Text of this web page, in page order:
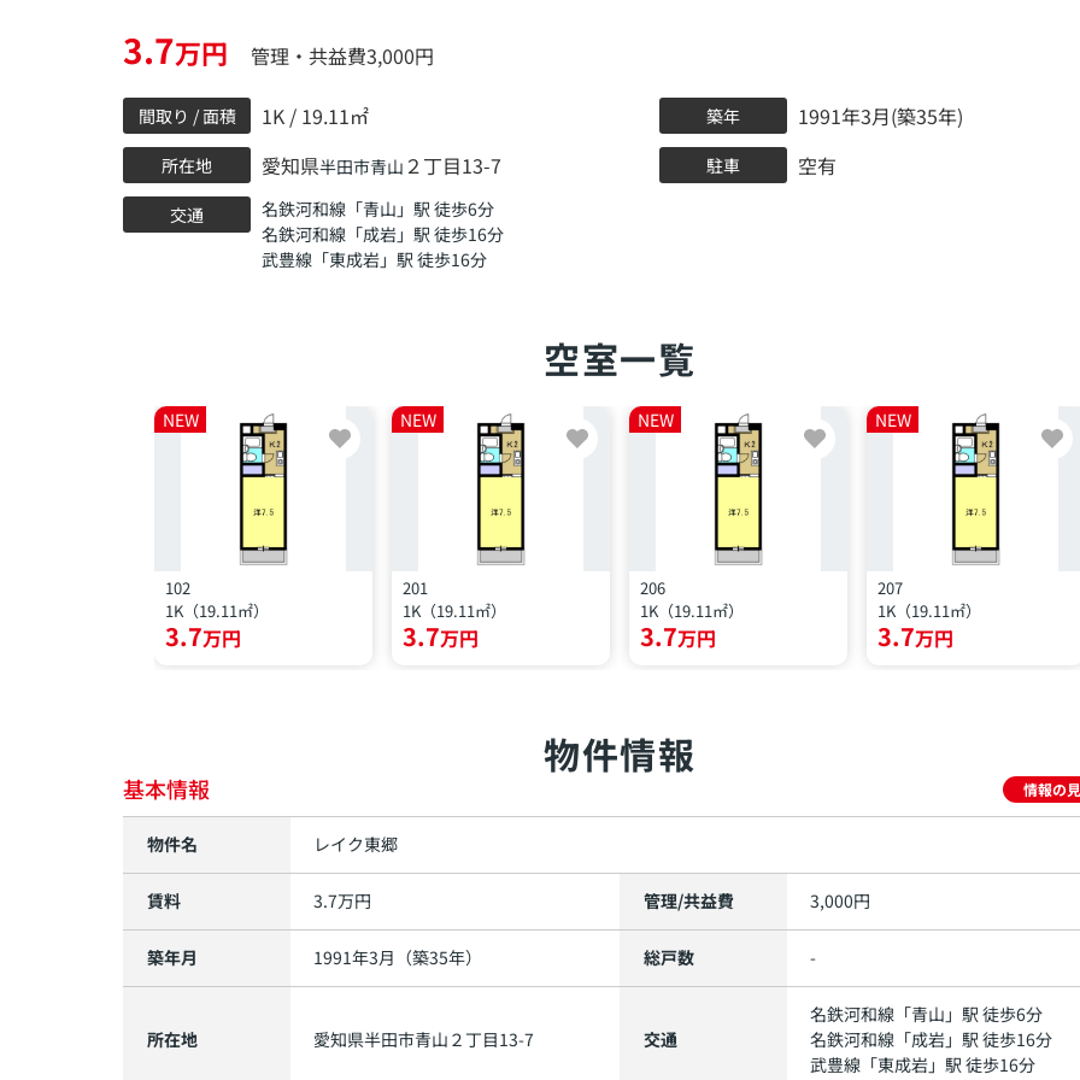
3.7万円 管理・共益費3,000円
間取り / 面積 1K / 19.11㎡ 築年 1991年3月(築35年)
所在地 愛知県半田市青山 ２丁目13-7 駐車 空有
交通 名鉄河和線 「青山 」駅 徒歩6分
名鉄河和線 「成岩」駅 徒歩16分
武豊線 「東成岩」駅 徒歩16分
空室一覧
NEW
102
1K（19.11㎡）
3.7万円
NEW
201
1K（19.11㎡）
3.7万円
NEW
206
1K（19.11㎡）
3.7万円
NEW
207
1K（19.11㎡）
3.7万円
物件情報
基本情報 情報の
物件名 レイク東郷
賃料 3.7万円 管理/共益費 3,000円
築年月 1991年3月（築35年） 総戸数 -
所在地 愛知県半田市青山 ２丁目13-7 交通
名鉄河和線 「青山 」駅 徒歩6分
名鉄河和線 「成岩」駅 徒歩16分
武豊線 「東成岩」駅 徒歩16分